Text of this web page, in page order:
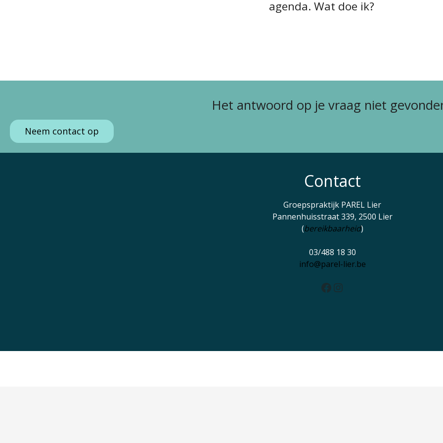
agenda. Wat doe ik?
Het antwoord op je vraag niet
Neem contact op
Contact
Groepspraktijk PAREL Lier
Pannenhuisstraat 339, 2500 Lier
(bereikbaarheid)
03/488 18 30
info@parel-lier.be
Facebook Instagram